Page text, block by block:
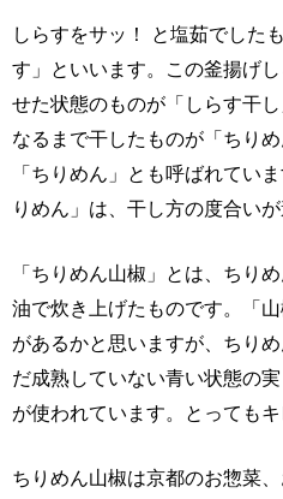
しらすをサッ！ と塩茹でした
す」といいます。この釜揚げ
せた状態のものが「しらす干
なるまで干したものが「ちり
「ちりめん」とも呼ばれてい
りめん」は、干し方の度合いが
「ちりめん山椒」とは、ちり
油で炊き上げたものです。「
があるかと思いますが、ちり
だ成熟していない青い状態の
が使われています。とっても
ちりめん山椒は京都のお惣菜